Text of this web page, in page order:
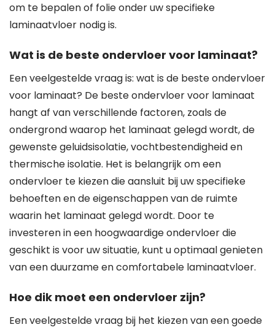
om te bepalen of folie onder uw specifieke
laminaatvloer nodig is.
Wat is de beste ondervloer voor laminaat?
Een veelgestelde vraag is: wat is de beste ondervloer
voor laminaat? De beste ondervloer voor laminaat
hangt af van verschillende factoren, zoals de
ondergrond waarop het laminaat gelegd wordt, de
gewenste geluidsisolatie, vochtbestendigheid en
thermische isolatie. Het is belangrijk om een
ondervloer te kiezen die aansluit bij uw specifieke
behoeften en de eigenschappen van de ruimte
waarin het laminaat gelegd wordt. Door te
investeren in een hoogwaardige ondervloer die
geschikt is voor uw situatie, kunt u optimaal genieten
van een duurzame en comfortabele laminaatvloer.
Hoe dik moet een ondervloer zijn?
Een veelgestelde vraag bij het kiezen van een goede